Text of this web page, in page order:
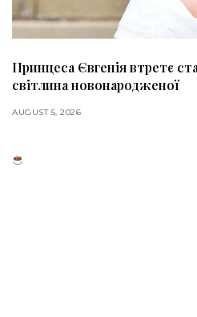
Принцеса Євгенія втретє
світлина новонародженої
AUGUST 5, 2026